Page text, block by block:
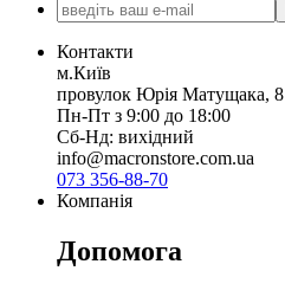
Контакти
м.Київ
провулок Юрія Матущака, 8
Пн-Пт з 9:00 до 18:00
Сб-Нд: вихідний
info@macronstore.com.ua
073 356-88-70
Компанія
Допомога